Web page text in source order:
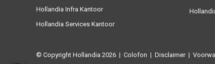
Hollandia Infra Kantoor
Hollandia Services Kantoor
© Copyright Hollandia 2026 | Colofon | Disclaimer|